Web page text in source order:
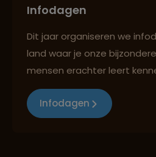
Infodagen
Dit jaar organiseren we
land waar je onze
mensen erachter leert
Infodagen